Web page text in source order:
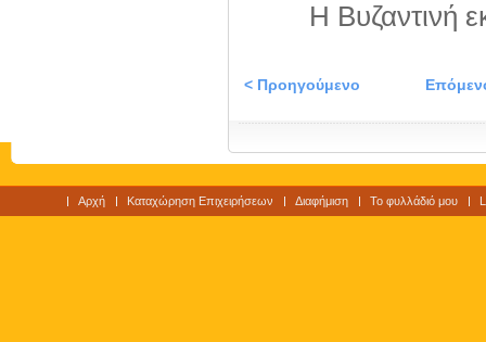
Η Βυζαντινή
< Προηγούμενο
Αρχή Καταχώρηση Επιχειρήσεων Διαφήμιση Το φυλλάδιό μου